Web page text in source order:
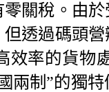
關稅。由
透過碼頭
效率的貨物
兩制”的獨